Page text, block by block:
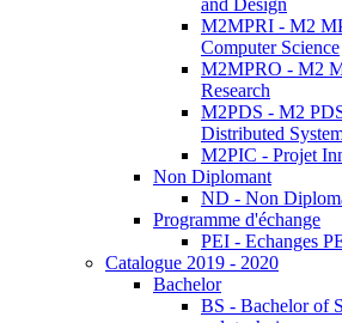
and Design
M2MPRI - M2
Computer Science
M2MPRO - M2
Research
M2PDS - M2
Distributed
M2PIC - Projet
Non Diplomant
ND - Non
Programme d'échange
PEI - Echanges
Catalogue 2019 - 2020
Bachelor
BS - Bachelor of